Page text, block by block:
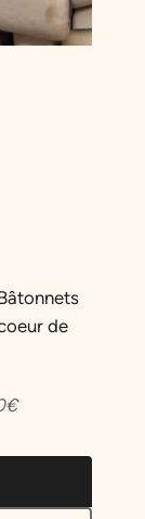
de
€